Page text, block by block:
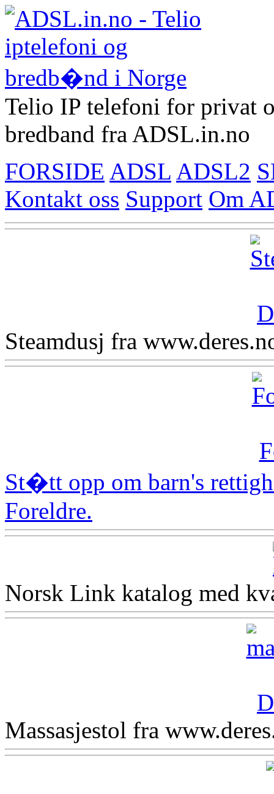
Telio IP telefoni for privat
bredband fra ADSL.in.no
FORSIDE ADSL ADSL2
Kontakt oss Support Om
Steamdusj fra
St�tt opp om barn's
Foreldre.
Norsk Link katalog med
Massasjestol fra